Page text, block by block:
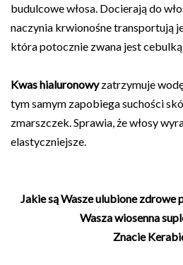
budulcowe włosa. Docierają do
naczynia krwionośne transportują
która potocznie zwana jest
Kwas hialuronowyzatrzymuje
tym samym zapobiega suchości
zmarszczek. Sprawia, że włosy
elastyczniejsze.
Jakie są Wasze ulubione zdrowe
Wasza wiosenna
Znacie